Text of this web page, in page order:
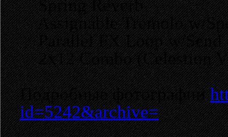
Spring Reverb
Assignable Tremolo w/
Parallel FX Loop w/Send
2x12 Combo (Celestion
Подробные фотографии
id=5242&archive=